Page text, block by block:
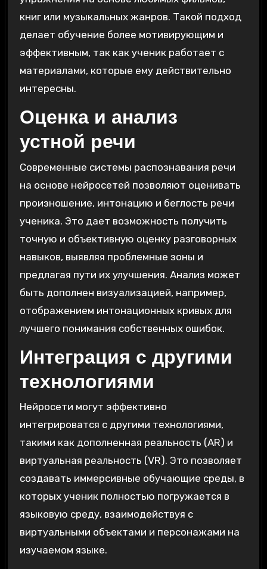
книг или музыкальных жанров. Такой подход
делает обучение более мотивирующим и
эффективным, так как ученик работает с
материалами, которые ему действительно
интересны.
Оценка и анализ
устной речи
Современные системы распознавания речи
на основе нейросетей позволяют оценивать
произношение, интонацию и беглость речи
ученика. Это дает возможность получить
точную и объективную оценку разговорных
навыков, выявляя проблемные зоны и
предлагая пути их улучшения. Анализ может
быть дополнен визуализацией, например,
отображением интонационных кривых для
лучшего понимания собственных ошибок.
Интеграция с другими
технологиями
Нейросети могут эффективно
интегрироватся с другими технологиями,
такими как дополненная реальность (AR) и
виртуальная реальность (VR). Это позволяет
создавать иммерсивные обучающие среды, в
которых ученик полностью погружается в
языковую среду, взаимодействуя с
виртуальными объектами и персонажами на
изучаемом языке.